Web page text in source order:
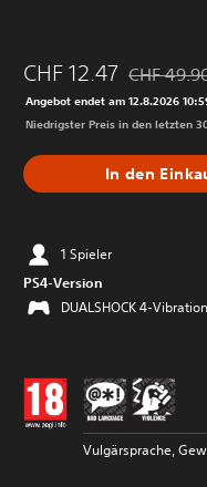
CHF 12.47 CHF
Angebot endet am 12.8.2026
Niedrigster Preis in den letzten
In den
1 Spieler
PS4-Version
DUALSHOCK 4-Vibration
Vulgärsprache,